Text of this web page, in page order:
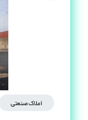
املاک صنعتی